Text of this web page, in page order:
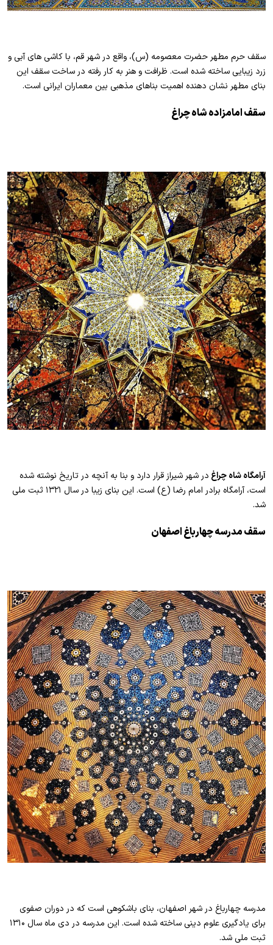
سقف حرم مطهر حضرت معصومه (س)، واقع در شهر قم، با کاشی های آبی و
زرد زیبایی ساخته شده است. ظرافت و هنر به کار رفته در ساخت سقف این
بنای مطهر نشان دهنده اهمیت بناهای مذهبی بین معماران ایرانی است.
سقف امامزاده شاه چراغ
آرامگاه شاه چراغ در شهر شیراز قرار دارد و بنا به آنچه در تاریخ نوشته شده
است، آرامگاه برادر امام رضا (ع) است. این بنای زیبا در سال ۱۳۲۱ ثبت ملی
شد.
سقف مدرسه چهارباغ اصفهان
مدرسه چهارباغ در شهر اصفهان، بنای باشکوهی است که در دوران صفوی
برای یادگیری علوم دینی ساخته شده است. این مدرسه در دی ماه سال ۱۳۱۰
ثبت ملی شد.